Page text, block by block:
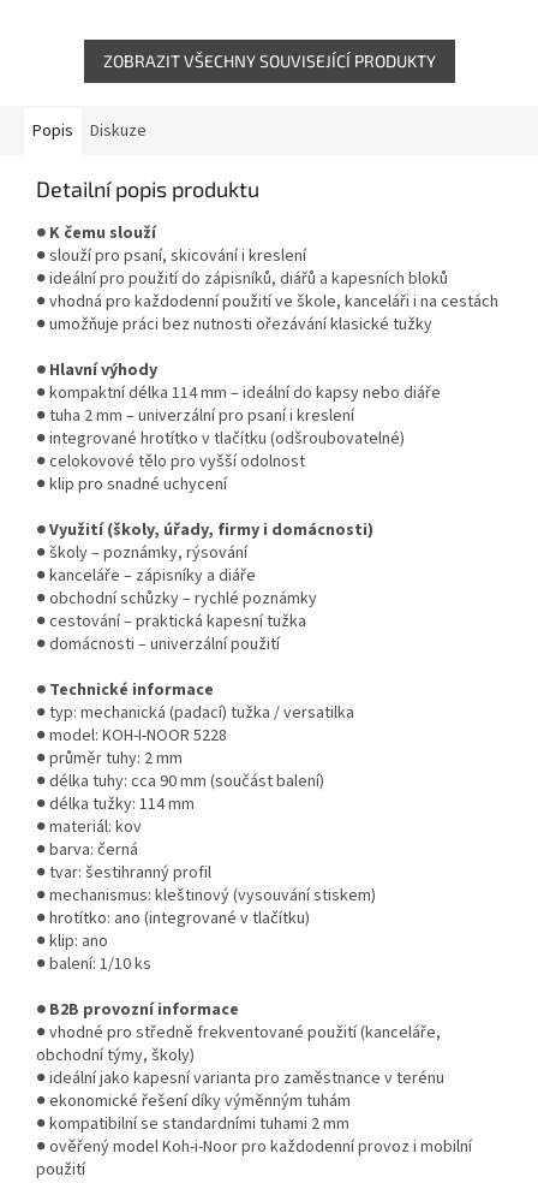
ZOBRAZIT VŠECHNY SOUVISEJÍCÍ PRODUKTY
Popis Diskuze
Detailní popis produktu
● K čemu slouží
● slouží pro psaní, skicování i kreslení
● ideální pro použití do zápisníků, diářů a kapesních bloků
● vhodná pro každodenní použití ve škole, kanceláři i na cestách
● umožňuje práci bez nutnosti ořezávání klasické tužky
● Hlavní výhody
● kompaktní délka 114 mm – ideální do kapsy nebo diáře
● tuha 2 mm – univerzální pro psaní i kreslení
● integrované hrotítko v tlačítku (odšroubovatelné)
● celokovové tělo pro vyšší odolnost
● klip pro snadné uchycení
● Využití (školy, úřady, firmy i domácnosti)
● školy – poznámky, rýsování
● kanceláře – zápisníky a diáře
● obchodní schůzky – rychlé poznámky
● cestování – praktická kapesní tužka
● domácnosti – univerzální použití
● Technické informace
● typ: mechanická (padací) tužka / versatilka
● model: KOH-I-NOOR 5228
● průměr tuhy: 2 mm
● délka tuhy: cca 90 mm (součást balení)
● délka tužky: 114 mm
● materiál: kov
● barva: černá
● tvar: šestihranný profil
● mechanismus: kleštinový (vysouvání stiskem)
● hrotítko: ano (integrované v tlačítku)
● klip: ano
● balení: 1/10 ks
● B2B provozní informace
● vhodné pro středně frekventované použití (kanceláře,
obchodní týmy, školy)
● ideální jako kapesní varianta pro zaměstnance v terénu
● ekonomické řešení díky výměnným tuhám
● kompatibilní se standardními tuhami 2 mm
● ověřený model Koh-i-Noor pro každodenní provoz i mobilní
použití